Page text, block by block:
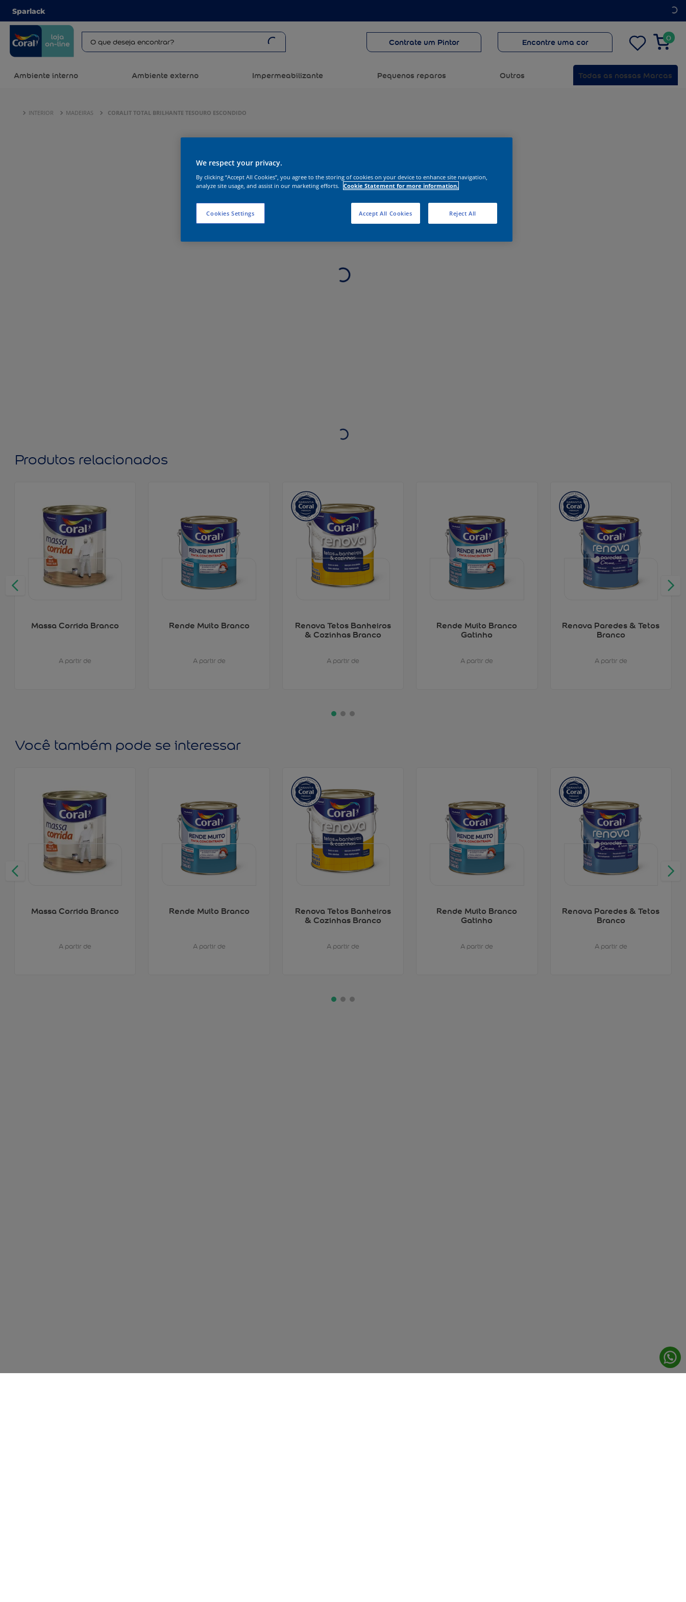
Sparlack
Contrate um Pintor Encontre uma cor 0
Ambiente interno Ambiente externo Impermeabilizante Pequenos reparos Outros Todas as nossas Marcas
INTERIOR MADEIRAS CORALIT TOTAL BRILHANTE TESOURO ESCONDIDO
Produtos relacionados
Massa Corrida Branco
A partir de
Rende Muito Branco
A partir de
Renova Tetos Banheiros
& Cozinhas Branco
A partir de
Rende Muito Branco
Gatinho
A partir de
Renova Paredes & Tetos
Branco
A partir de
Você também pode se interessar
Massa Corrida Branco
A partir de
Rende Muito Branco
A partir de
Renova Tetos Banheiros
& Cozinhas Branco
A partir de
Rende Muito Branco
Gatinho
A partir de
Renova Paredes & Tetos
Branco
A partir de
We respect your privacy.
By clicking “Accept All Cookies”, you agree to the storing of cookies on your device to enhance site navigation,
analyze site usage, and assist in our marketing efforts. Cookie Statement for more information.
Cookies Settings Reject All
Accept All Cookies